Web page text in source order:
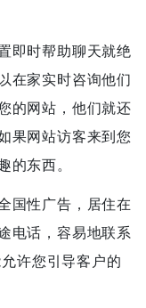
即时帮助聊天就绝
在家实时咨询他们
的网站，他们就还
果网站访客来到您
东西。
国性广告，居住在
电话，容易地联系
许您引导客户的